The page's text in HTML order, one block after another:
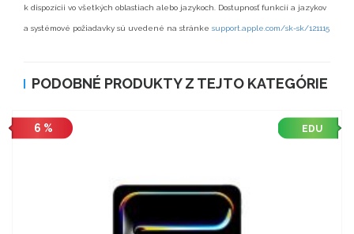
k dispozícii vo všetkých oblastiach alebo jazykoch. Dostupnosť funkcií a jazykov
a systémové požiadavky sú uvedené na stránke support.apple.com/sk-sk/121115
PODOBNÉ PRODUKTY Z TEJTO KATEGÓRIE
6 % EDU